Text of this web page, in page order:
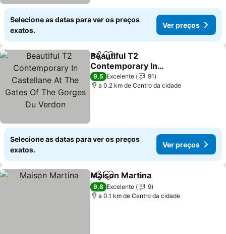
Selecione as datas para ver os preços
exatos.
Ver preços
PartilharAdicionar aos favoritos
Beautiful T2
Contemporary In
Castellane At The Gates
Of The Gorges Du Verdon
Ver preços
9,5 Excelente
91
a 0.2 km de Centro da cidade
Selecione as datas para ver os preços
exatos.
Ver preços
PartilharAdicionar aos favoritos
Maison Martina
9,8 Excelente
9
a 0.1 km de Centro da cidade